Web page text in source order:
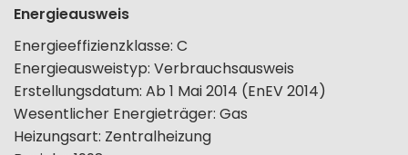
Energieausweis
Energieeffizienzklasse: C
Energieausweistyp: Verbrauchsausweis
Erstellungsdatum: Ab 1 Mai 2014 (EnEV 2014)
Wesentlicher Energieträger: Gas
Heizungsart: Zentralheizung